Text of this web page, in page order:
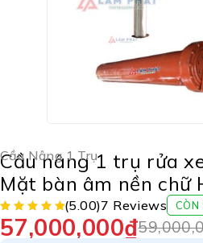
Cầu Nâng 1 Trụ
Cầu nâng 1 trụ rửa
Mặt bàn âm nền chữ
(5.00)7 Reviews CÒN
57,000,000₫